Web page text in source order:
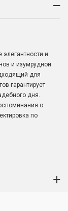
и
и изумрудной
для
гарантирует
дня.
о
по